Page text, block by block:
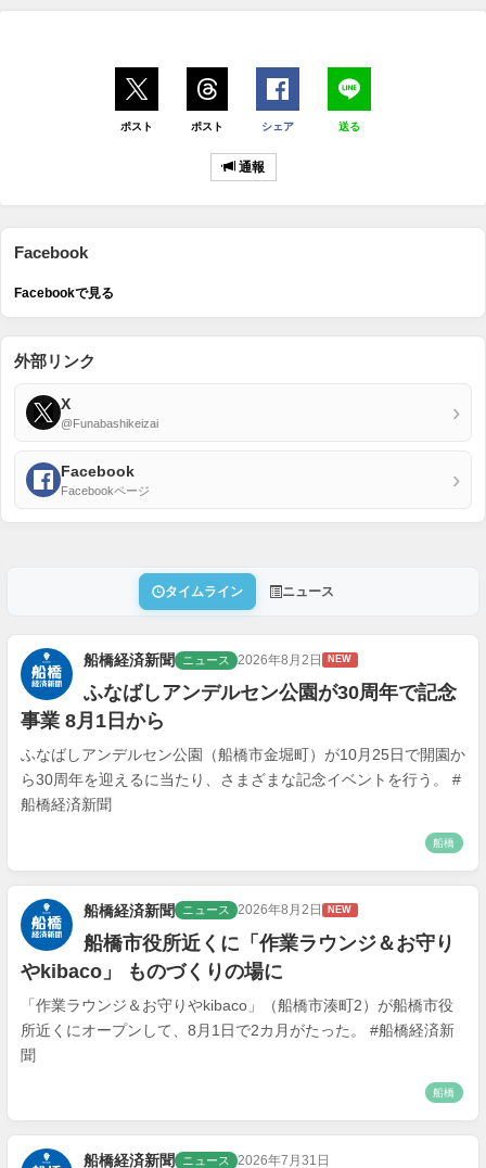
ポスト ポスト シェア 送る
通報
Facebook
Facebookで見る
外部リンク
X
@Funabashikeizai ›
Facebook
Facebookページ ›
タイムライン ニュース